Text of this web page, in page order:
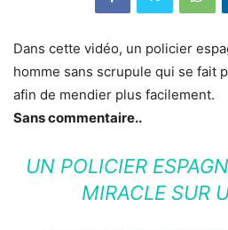
Dans cette vidéo, un policier
homme sans scrupule qui se fait
afin de mendier plus facilement.
Sans commentaire..
UN POLICIER
MIRACLE SUR